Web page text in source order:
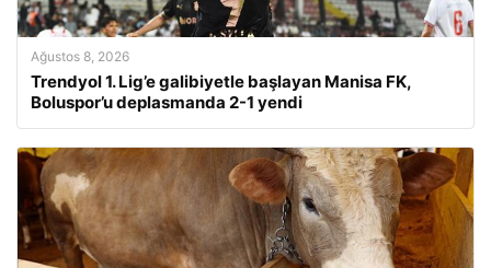
Ağustos 8, 2026
Trendyol 1. Lig’e galibiyetle başlayan Manisa FK,
Boluspor’u deplasmanda 2-1 yendi